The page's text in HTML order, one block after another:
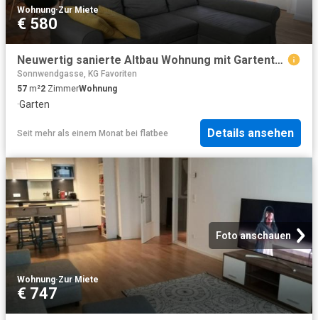
Wohnung·Zur Miete
€ 580
Neuwertig sanierte Altbau Wohnung mit Gartenterrasse zu vermieten
Sonnwendgasse, KG Favoriten
57 m²2 ZimmerWohnung
·Garten
Seit mehr als einem Monat bei flatbee Details ansehen
Foto anschauen
Wohnung·Zur Miete
€ 747